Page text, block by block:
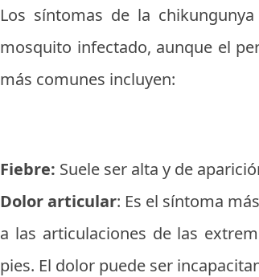
Los síntomas de la
mosquito infectado, aunque el
más comunes incluyen:
Fiebre: Suele ser alta y de
Dolor articular: Es el síntoma
a las articulaciones de las
pies. El dolor puede ser